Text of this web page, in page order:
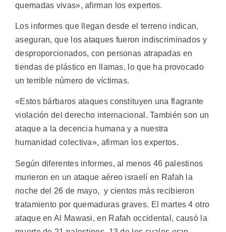
quemadas vivas», afirman los expertos.
Los informes que llegan desde el terreno indican,
aseguran, que los ataques fueron indiscriminados y
desproporcionados, con personas atrapadas en
tiendas de plástico en llamas, lo que ha provocado
un terrible número de víctimas.
«Estos bárbaros ataques constituyen una flagrante
violación del derecho internacional. También son un
ataque a la decencia humana y a nuestra
humanidad colectiva», afirman los expertos.
Según diferentes informes, al menos 46 palestinos
murieron en un ataque aéreo israelí en Rafah la
noche del 26 de mayo, y cientos más recibieron
tratamiento por quemaduras graves. El martes 4 otro
ataque en Al Mawasi, en Rafah occidental, causó la